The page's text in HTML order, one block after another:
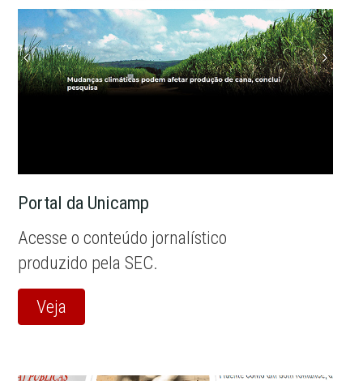
Portal da Unicamp
Acesse o conteúdo jornalístico
produzido pela SEC.
Veja